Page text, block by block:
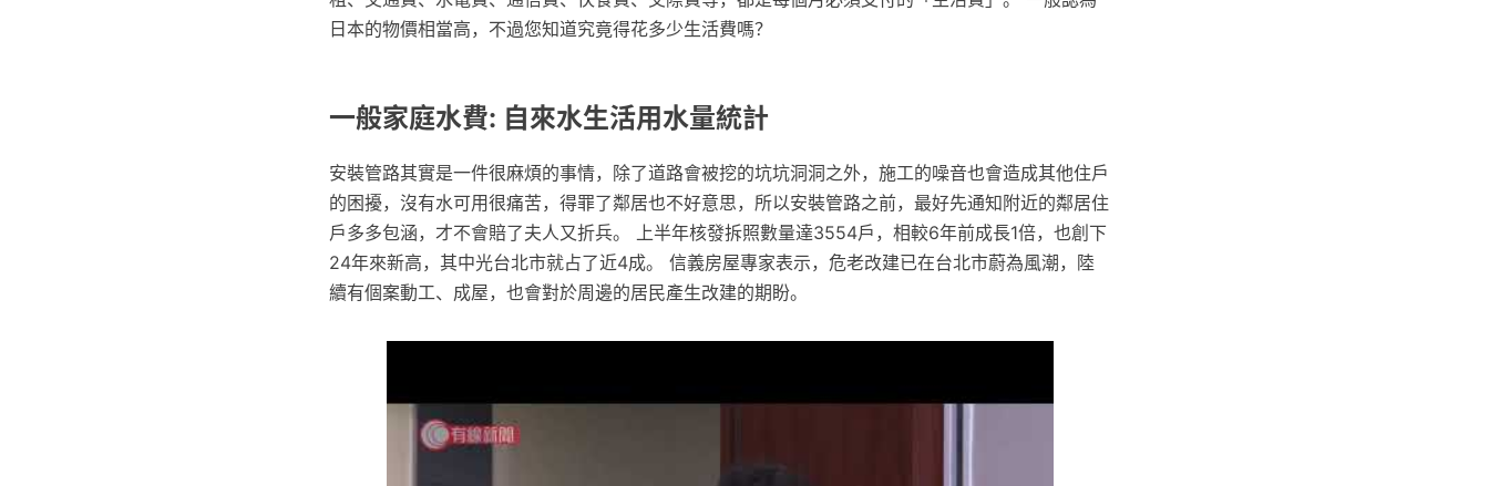
日本的物價相當高，不過您知道究竟得花多少生活費嗎？
一般家庭水費: 自來水生活用水量統計
安裝管路其實是一件很麻煩的事情，除了道路會被挖的坑坑洞洞之外，施工的噪音也會造成其他住戶
的困擾，沒有水可用很痛苦，得罪了鄰居也不好意思，所以安裝管路之前，最好先通知附近的鄰居住
戶多多包涵，才不會賠了夫人又折兵。 上半年核發拆照數量達3554戶，相較6年前成長1倍，也創下
24年來新高，其中光台北市就占了近4成。 信義房屋專家表示，危老改建已在台北市蔚為風潮，陸
續有個案動工、成屋，也會對於周邊的居民產生改建的期盼。